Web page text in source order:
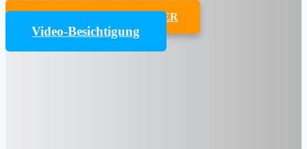
UMZUGSKOSTENRECHNER
Video-Besichtigung